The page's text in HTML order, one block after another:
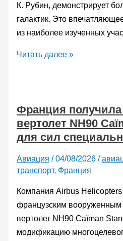
К. Рубин, демонстрирует
галактик. Это
из наиболее изученных
Самая
в
мире
запечатлела
полумиллиона
галактик
Читать далее »
Франция
вертолет NH90
для сил
Авиация /04/08/2026 /
транспорт, Франция
Компания Airbus
французским
вертолет NH90 Caïman
модификацию